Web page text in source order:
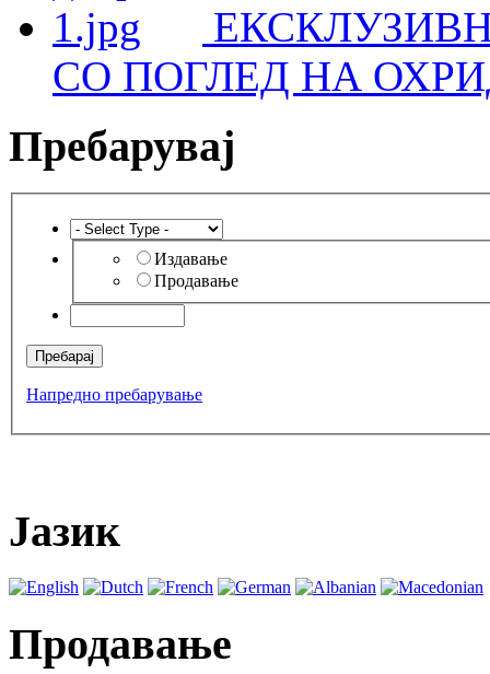
СО ПОГЛЕД НА
Пребарувај
Издавање
Продавање
Напредно пребарување
Јазик
Продавање